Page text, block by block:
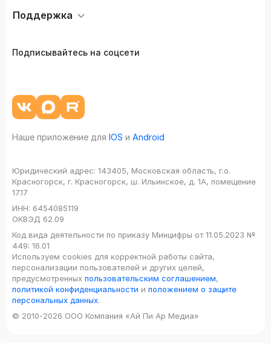
Поддержка
Подписывайтесь на соцсети
Наше приложение для IOS и Android
Юридический адрес: 143405, Московская область, г.о.
Красногорск, г. Красногорск, ш. Ильинское, д. 1А, помещение
17.17
ИНН: 6454085119
ОКВЭД 62.09
Код вида деятельности по приказу Минцифры от 11.05.2023 №
449: 16.01
Используем cookies для корректной работы сайта,
персонализации пользователей и других целей,
предусмотренных пользовательским соглашением,
политикой конфиденциальности и положением о защите
персональных данных.
© 2010-2026 ООО Компания «Ай Пи Ар Медиа»